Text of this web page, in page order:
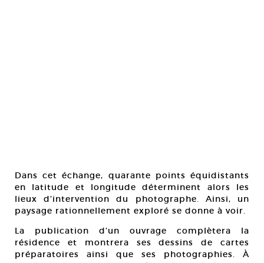
Dans cet échange, quarante points équidistants
en latitude et longitude déterminent alors les
lieux d’intervention du photographe. Ainsi, un
paysage rationnellement exploré se donne à voir.
La publication d’un ouvrage complètera la
résidence et montrera ses dessins de cartes
préparatoires ainsi que ses photographies. À